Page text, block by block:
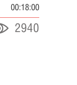
00:18:00
2940